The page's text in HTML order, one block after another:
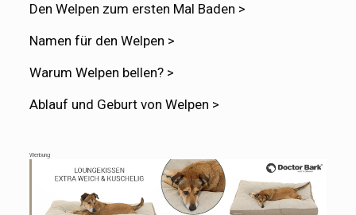
Den Welpen zum ersten Mal Baden >
Namen für den Welpen >
Warum Welpen bellen? >
Ablauf und Geburt von Welpen >
Werbung